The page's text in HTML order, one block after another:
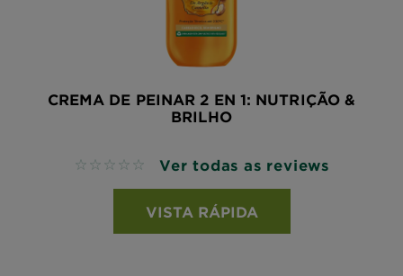
CREMA DE PEINAR 2 EN 1: NUTRIÇÃO &
BRILHO
No reviews Ver todas as reviews
VISTA RÁPIDA